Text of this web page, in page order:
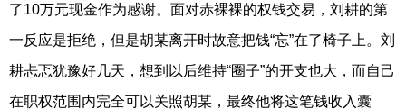
了10万元现金作为感谢。面对赤裸裸的权钱交易，刘耕的第
一反应是拒绝，但是胡某离开时故意把钱“忘”在了椅子上。刘
耕忐忑犹豫好几天，想到以后维持“圈子”的开支也大，而自己
在职权范围内完全可以关照胡某，最终他将这笔钱收入囊